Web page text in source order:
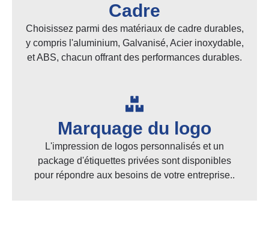
Cadre
Choisissez parmi des matériaux de cadre durables,
y compris l'aluminium, Galvanisé, Acier inoxydable,
et ABS, chacun offrant des performances durables.
Marquage du logo
L'impression de logos personnalisés et un
package d'étiquettes privées sont disponibles
pour répondre aux besoins de votre entreprise..